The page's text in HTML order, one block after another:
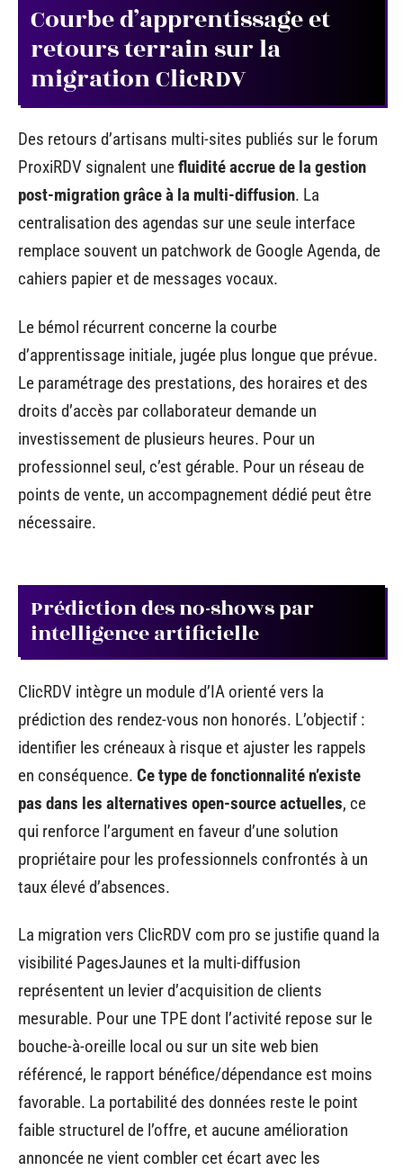
Courbe d’apprentissage et
retours terrain sur la
migration ClicRDV
Des retours d’artisans multi-sites publiés sur le forum
ProxiRDV signalent unefluidité accrue de la gestion
post-migration grâce à la multi-diffusion. La
centralisation des agendas sur une seule interface
remplace souvent un patchwork de Google Agenda, de
cahiers papier et de messages vocaux.
Le bémol récurrent concerne la courbe
d’apprentissage initiale, jugée plus longue que prévue.
Le paramétrage des prestations, des horaires et des
droits d’accès par collaborateur demande un
investissement de plusieurs heures. Pour un
professionnel seul, c’est gérable. Pour un réseau de
points de vente, un accompagnement dédié peut être
nécessaire.
Prédiction des no-shows par
intelligence artificielle
ClicRDV intègre un module d’IA orienté vers la
prédiction des rendez-vous non honorés. L’objectif :
identifier les créneaux à risque et ajuster les rappels
en conséquence. Ce type de fonctionnalité n’existe
pas dans les alternatives open-source actuelles, ce
qui renforce l’argument en faveur d’une solution
propriétaire pour les professionnels confrontés à un
taux élevé d’absences.
La migration vers ClicRDV com pro se justifie quand la
visibilité PagesJaunes et la multi-diffusion
représentent un levier d’acquisition de clients
mesurable. Pour une TPE dont l’activité repose sur le
bouche-à-oreille local ou sur un site web bien
référencé, le rapport bénéfice/dépendance est moins
favorable. La portabilité des données reste le point
faible structurel de l’offre, et aucune amélioration
annoncée ne vient combler cet écart avec les